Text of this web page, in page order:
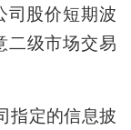
司股价短期波
二级市场交易
指定的信息披